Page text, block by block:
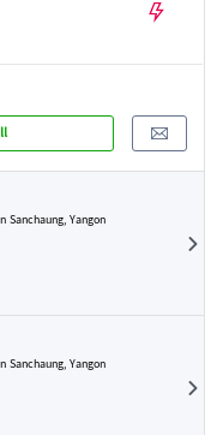
Yangon
Yangon